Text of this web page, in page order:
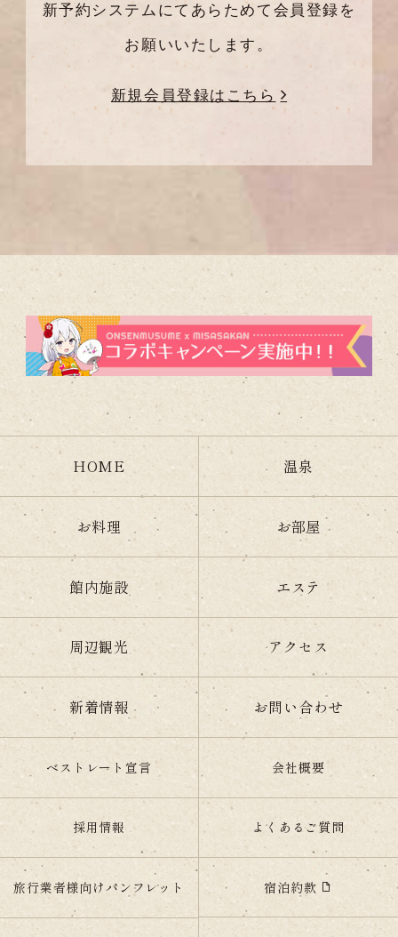
新予約システムにてあらためて会員登録を
お願いいたします。
新規会員登録はこちら
HOME 温泉
お料理 お部屋
館内施設 エステ
周辺観光 アクセス
新着情報 お問い合わせ
ベストレート宣言 会社概要
採用情報 よくあるご質問
旅行業者様向けパンフレット 宿泊約款